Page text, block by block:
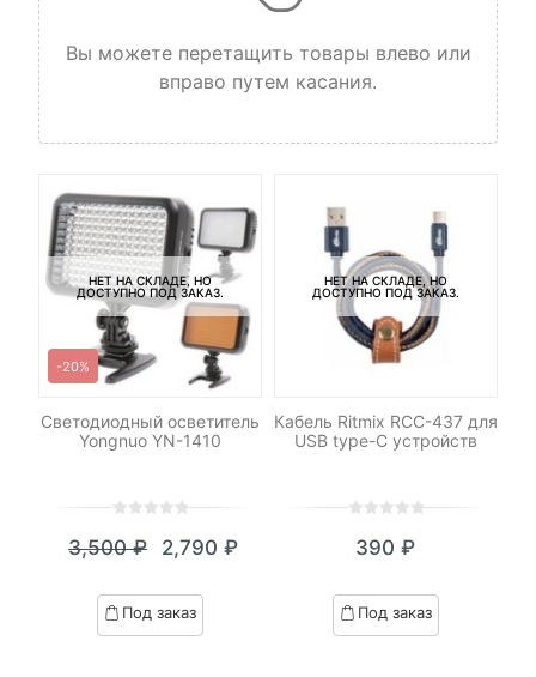
Вы можете перетащить товары влево или
вправо путем касания.
НЕТ НА СКЛАДЕ, НО
ДОСТУПНО ПОД ЗАКАЗ.
-20%
Светодиодный осветитель
Yongnuo YN-1410
out
based
on
3,500₽
Первоначальная
цена
составляла
2,790 ₽
Текущая
цена:
2,790 ₽.
Под заказ
НЕТ НА СКЛАДЕ, НО
ДОСТУПНО ПОД ЗАКАЗ.
Кабель Ritmix RCC-437 для
USB type-C устройств
out
based
on
390 ₽
Под заказ